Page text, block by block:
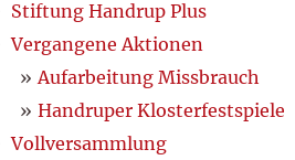
Stiftung Handrup Plus
Vergangene Aktionen
Aufarbeitung Missbrauch
Handruper Klosterfestspiele
Vollversammlung